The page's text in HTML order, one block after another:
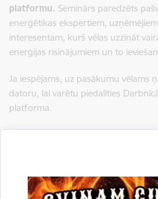
platformu. Seminārs paredzēts
enerģētikas ekspertiem,
interesentam, kurš vēlas uzzināt
enerģijas risinājumiem un to
Ja iespējams, uz pasākumu vēlams
datoru, lai varētu piedalīties
platforma.